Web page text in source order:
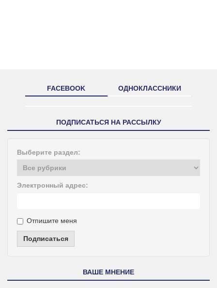
FACEBOOK ОДНОКЛАССНИКИ
ПОДПИСАТЬСЯ НА РАССЫЛКУ
Выберите раздел:
Электронный адрес:
Отпишите меня
Подписаться
ВАШЕ МНЕНИЕ